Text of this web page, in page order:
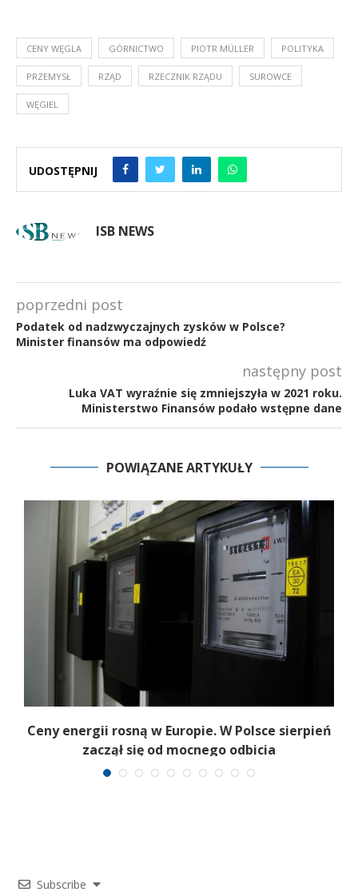
CENY WĘGLA GÓRNICTWO PIOTR MÜLLER POLITYKA
PRZEMYSŁ RZĄD RZECZNIK RZĄDU SUROWCE
WĘGIEL
UDOSTĘPNIJ
ISB NEWS
poprzedni post
Podatek od nadzwyczajnych zysków w Polsce?
Minister finansów ma odpowiedź
następny post
Luka VAT wyraźnie się zmniejszyła w 2021 roku.
Ministerstwo Finansów podało wstępne dane
POWIĄZANE ARTYKUŁY
Ceny energii rosną w Europie. W Polsce sierpień
zaczął się od mocnego odbicia
Subscribe